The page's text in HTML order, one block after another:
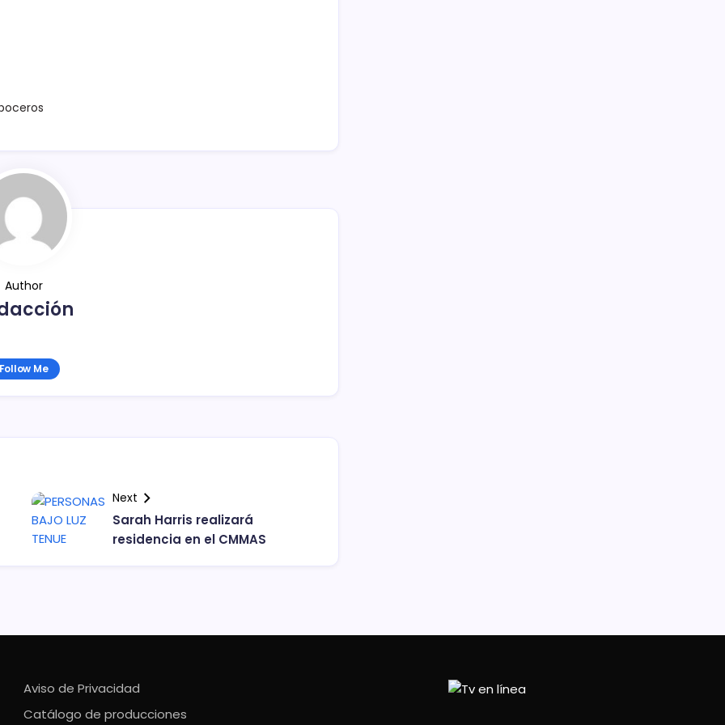
Author
Follow Me
Next
Sarah Harris realizará
residencia en el CMMAS
Aviso de Privacidad
Catálogo de producciones